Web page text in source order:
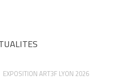
EXPOSITION ART3F LYON 2026